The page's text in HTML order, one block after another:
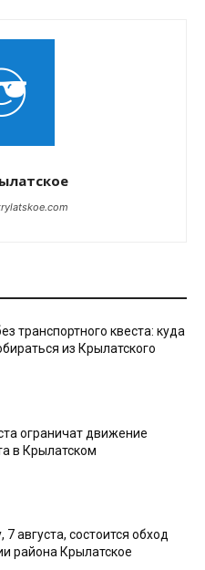
транспортного квеста: куда
из Крылатского
ограничат движение
в Крылатском
7 августа, состоится обход
района Крылатское